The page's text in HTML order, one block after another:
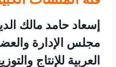
إسعاد حامد مالك
مجلس الإدارة
العربية للإنتاج